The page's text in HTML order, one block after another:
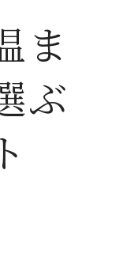
社選び
案
前橋市で実
う工夫
ま
ぶ